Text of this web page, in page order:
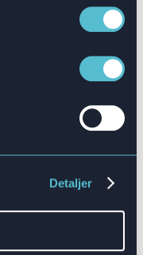
Detaljer
Likevel
kostbare
ansatte til